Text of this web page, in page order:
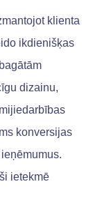
klienta
ikdienišķas
dizainu,
konversijas
ietekmē